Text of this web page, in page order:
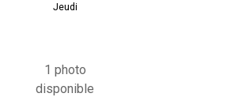
Jeudi
1 photo
disponible